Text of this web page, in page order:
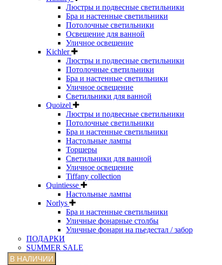
Люстры и подвесные светильники
Бра и настенные светильники
Потолочные светильники
Освещение для ванной
Уличное освещение
Kichler
Люстры и подвесные светильники
Потолочные светильники
Бра и настенные светильники
Уличное освещение
Светильники для ванной
Quoizel
Люстры и подвесные светильники
Потолочные светильники
Бра и настенные светильники
Настольные лампы
Торшеры
Светильники для ванной
Уличное освещение
Tiffany collection
Quintiesse
Настольные лампы
Norlys
Бра и настенные светильники
Уличные фонарные столбы
Уличные фонари на пьедестал / забор
ПОДАРКИ
SUMMER SALE
В НАЛИЧИИ